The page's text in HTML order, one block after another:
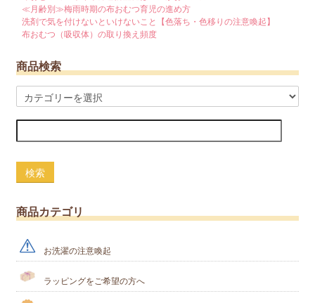
≪月齢別≫梅雨時期の布おむつ育児の進め方
洗剤で気を付けないといけないこと【色落ち・色移りの注意喚起】
布おむつ（吸収体）の取り換え頻度
商品検索
検索
商品カテゴリ
お洗濯の注意喚起
ラッピングをご希望の方へ